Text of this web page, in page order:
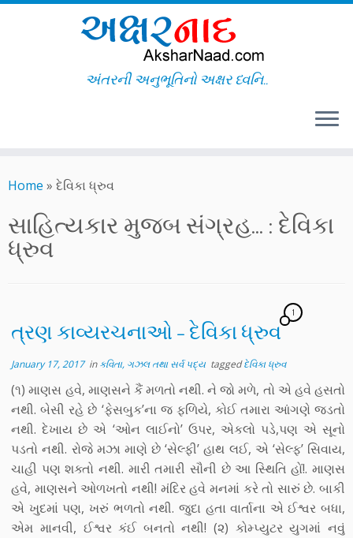
to
અંતરની અનુભૂતિનો અક્ષર ધ્વનિ..
Home » દેવિકા ધ્રુવ
સાહિત્યકાર મુજબ સંગ્રહ... : દેવિકા
ધ્રુવ
ત્રણ કાવ્યરચનાઓ – દેવિકા ધ્રુવ
1
January 17, 2017inકવિતા, ગઝલ તથા સર્વ પદ્ય taggedદેવિકા ધ્રુવ
(૧) માણસ હવે, માણસને કૈં મળતો નથી. ને જો મળે, તો એ હવે હસતો
નથી. બેસી રહે છે ‘ફેસબુક’ના જ ફળિયે, કોઈ તમારા આંગણે જડતો
નથી. દેખાય છે એ ‘ઓન લાઈનો’ ઉપર, એકલો પડે,પણ એ સૂનો
પડતો નથી. રોજે મઝા માણે છે ‘સેલ્ફી’ હાથ લઈ, એ ‘સેલ્ફ’ સિવાય,
ચાહી પણ શક્તો નથી. મારી તમારી સૌની છે આ સ્થિતિ હોં!. માણસ
હવે, માણસને ઓળખતો નથી! મંદિર હવે મનમાં કરે તો સારું છે. બાકી
એ ખુદમાં પણ, ખરું ભળતો નથી. જુદા હતા વાર્તાના એ ઈશ્વર બધા,
એમ માનવી, ઈશ્વર કંઈ બનતો નથી! (૨) કોમ્પ્યુટર યુગમાં નવું